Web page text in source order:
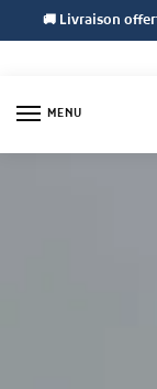
🚚 Livraison
MENU